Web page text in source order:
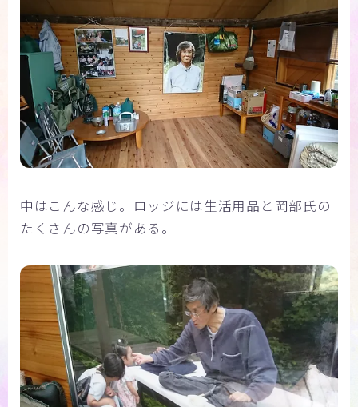
中はこんな感じ。ロッジには生活用品と岡部氏の
たくさんの写真がある。